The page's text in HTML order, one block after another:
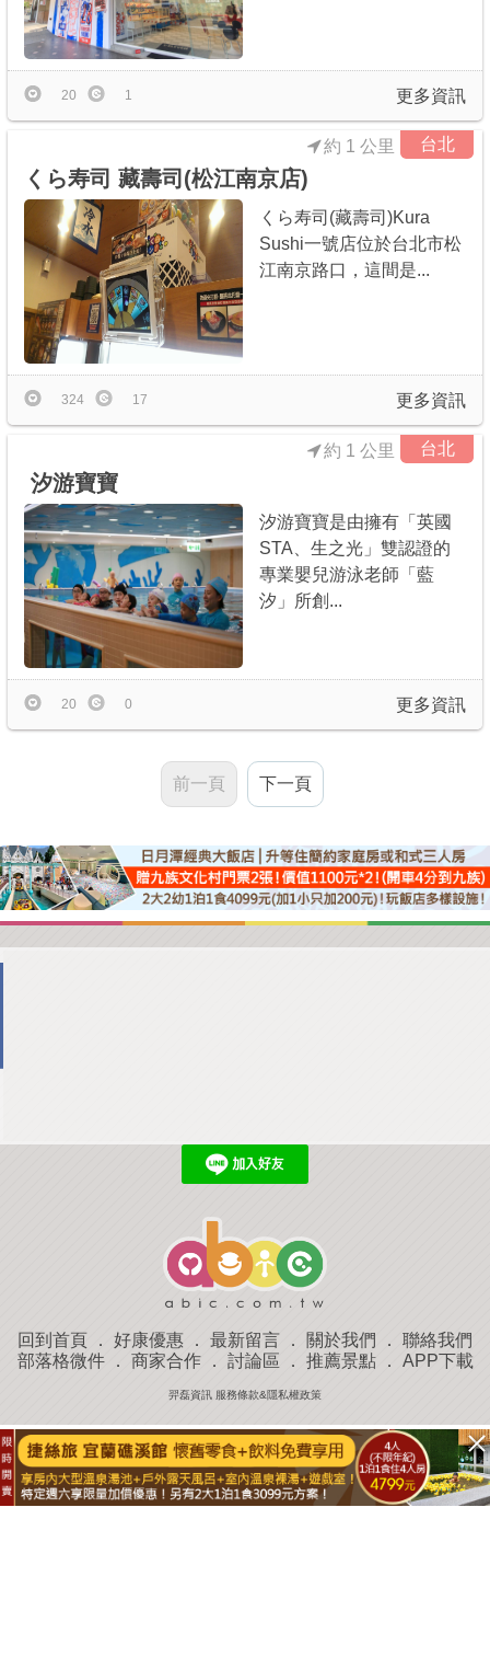
更多資訊
20 1
台北
約 1 公里
くら寿司 藏壽司(松江南京店)
くら寿司(藏壽司)Kura
Sushi一號店位於台北市松
江南京路口，這間是...
更多資訊
324 17
台北
約 1 公里
汐游寶寶
汐游寶寶是由擁有「英國
STA、生之光」雙認證的
專業嬰兒游泳老師「藍
汐」所創...
更多資訊
20 0
前一頁 下一頁
回到首頁 ． 好康優惠 ． 最新留言 ． 關於我們 ． 聯絡我們
部落格微件． 商家合作． 討論區 ． 推薦景點． APP下載
羿磊資訊 服務條款&隱私權政策